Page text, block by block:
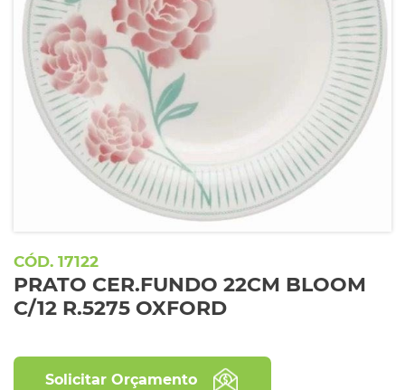
17122
PRATO CER.FUNDO 22CM BLOOM
C/12 R.5275 OXFORD
Solicitar Orçamento